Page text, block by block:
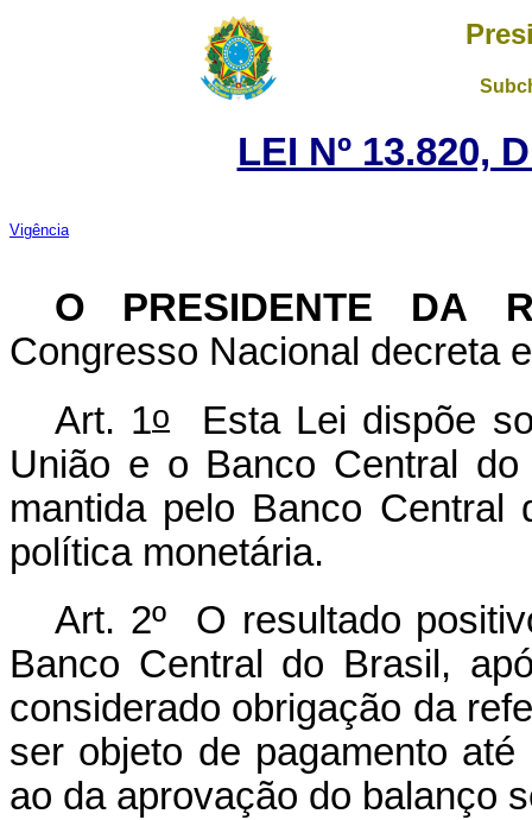
LEI Nº 13.820,
Vigência
O PRESIDENTE DA
Congresso Nacional decreta
Art. 1o
Esta Lei dispõe
União e o Banco Central
mantida pelo Banco
política monetária.
Art. 2º O resultado
Banco Central do Brasil,
considerado obrigação da
ser objeto de pagamento
ao da aprovação do balanço